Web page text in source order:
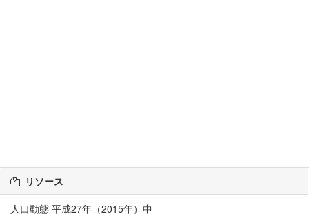
リソース
人口動態 平成27年（2015年）中